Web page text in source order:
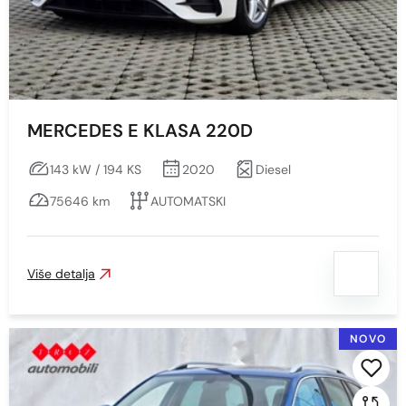
CRNA - S EFEKTOM
CRNA S EFEKTOM
CRNA- S EFEKTOM
CRVENA - S EFEKTOM
CRVENA S EFEKTOM
NARAČASTA
NARANČASTA
PLAVA - S EFEKTOM
PLAVA S EFEKTOM
MERCEDES E KLASA 220D
143 kW / 194 KS 2020
Diesel
75646 km
AUTOMATSKI
Više detalja
NOVO